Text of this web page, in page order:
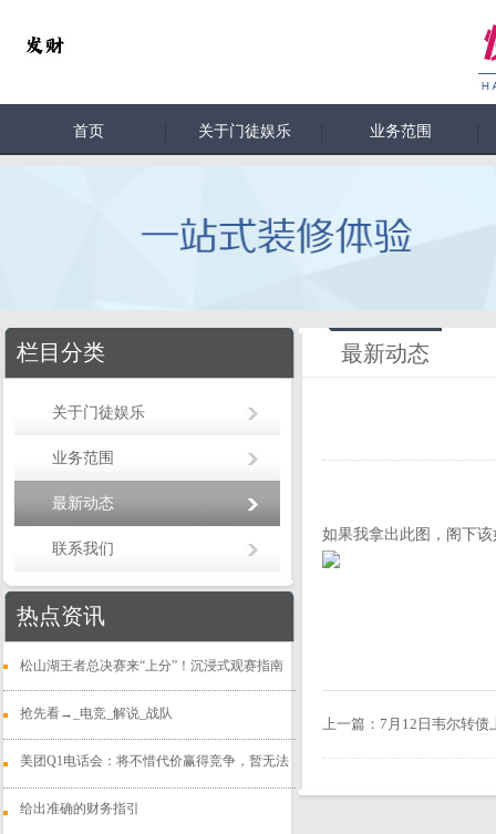
首页 关于门徒娱乐 业务范围
栏目分类
关于门徒娱乐
业务范围
最新动态
联系我们
热点资讯
松山湖王者总决赛来“上分”！沉浸式观赛指南
抢先看→_电竞_解说_战队
美团Q1电话会：将不惜代价赢得竞争，暂无法
给出准确的财务指引
最新动态
如果我拿出此图，阁下
上一篇： 7月12日韦尔转债